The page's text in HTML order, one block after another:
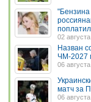
"Бензина
02
Назван
ЧМ-2027
06
матч за
06